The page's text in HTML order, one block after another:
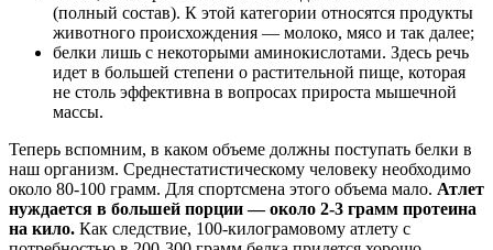
(полный состав). К этой категории относятся продукты
животного происхождения — молоко, мясо и так далее;
белки лишь с некоторыми аминокислотами. Здесь речь
идет в большей степени о растительной пище, которая
не столь эффективна в вопросах прироста мышечной
массы.
Теперь вспомним, в каком объеме должны поступать белки в
наш организм. Среднестатистическому человеку необходимо
около 80-100 грамм. Для спортсмена этого объема мало. Атлет
нуждается в большей порции — около 2-3 грамм протеина
на кило. Как следствие, 100-килограмовому атлету с